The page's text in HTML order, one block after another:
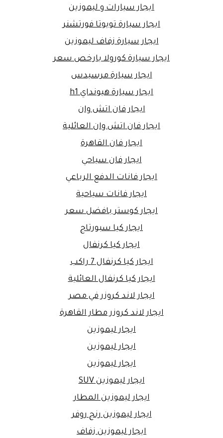
ايجار سيارات و ليموزين
ايجار سيارة تويوتا فورتشنر
ايجار سيارة زفاف ليموزين
ايجار سيارة كورولا بارخص سعر
ايجار سيارة مرسيدس
ايجار سيارة هيونداي h1
ايجار فان اتش وان
ايجار فان اتش وان العائلية
ايجار فان القاهرة
ايجار فان سياحي
ايجار فانات الدفع الرباعي
ايجار فانات سياحية
ايجار كوستر بافضل سعر
ايجار كيا سبورتاج
ايجار كيا كرنفال
ايجار كيا كرنفال 7 راكب
ايجار كيا كرنفال العائلية
ايجار لاند كروزر في مصر
ايجار لاند كروزر مطار القاهرة
ايجار ليموزين
ايجار ليموزين
ايجار ليموزين
ايجار ليموزين SUV
ايجار ليموزين المطار
ايجار ليموزين رنج روفر
ايجار ليموزين زفاف